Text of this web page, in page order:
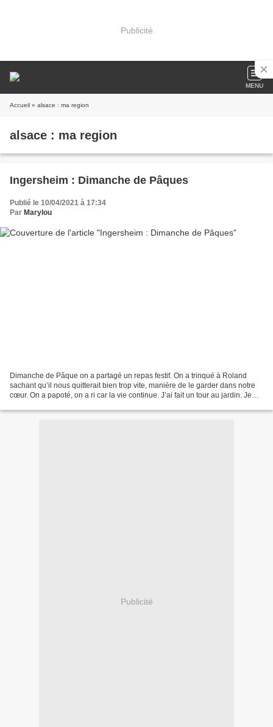
Publicité
MENU
Accueil » alsace : ma region
alsace : ma region
Ingersheim : Dimanche de Pâques
Publié le 10/04/2021 à 17:34
Par Marylou
Dimanche de Pâque on a partagé un repas festif. On a trinqué à Roland
sachant qu’il nous quitterait bien trop vite, manière de le garder dans notre
cœur. On a papoté, on a ri car la vie continue. J’ai fait un tour au jardin. Je
Publicité